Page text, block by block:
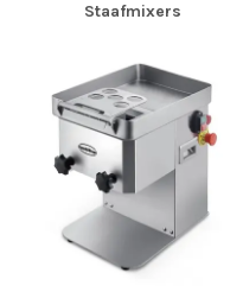
Staafmixers